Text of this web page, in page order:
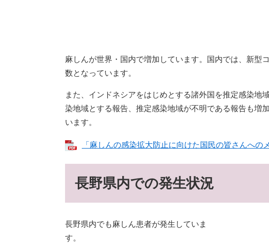
麻しんが世界・国内で増加しています。国内では、新型
数となっています。
また、インドネシアをはじめとする諸外国を推定感染地
染地域とする報告、推定感染地域が不明である報告も増
います。
「麻しんの感染拡大防止に向けた国民の皆さんへの
長野県内での発生状況
長野県内でも麻しん患者が発生していま
す